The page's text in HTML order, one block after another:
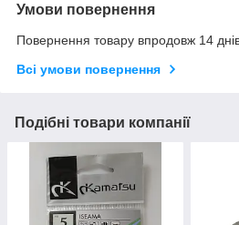
Умови повернення
Повернення товару впродовж 14
Всі умови повернення
Подібні товари компанії